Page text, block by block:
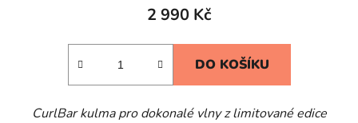
2 990 Kč
DO KOŠÍKU
CurlBar kulma pro dokonalé vlny z limitované edice